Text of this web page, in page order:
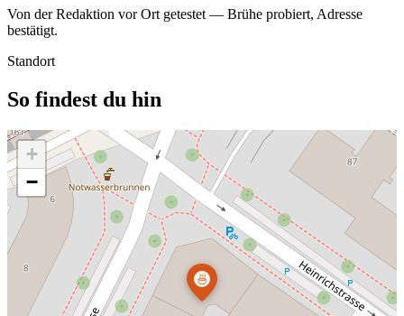
Von der Redaktion vor Ort getestet — Brühe probiert, Adresse
bestätigt.
Standort
So findest du hin
🍜
+
−